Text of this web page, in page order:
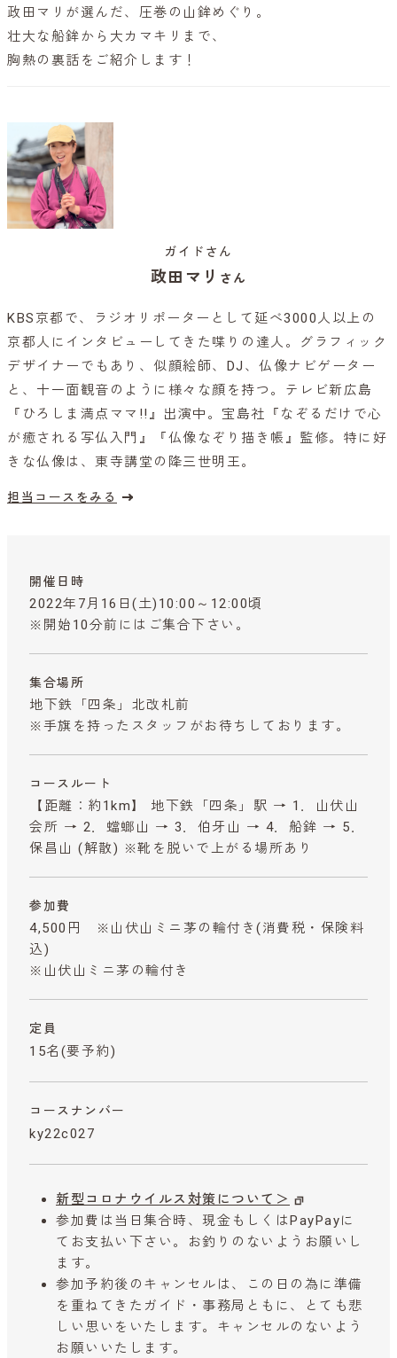
政田マリが選んだ、圧巻の山鉾めぐり。
壮大な船鉾から大カマキリまで、
胸熱の裏話をご紹介します！
ガイドさん
政田マリ さん
KBS京都で、ラジオリポーターとして延べ3000人以上の
京都人にインタビューしてきた喋りの達人。グラフィック
デザイナーでもあり、似顔絵師、DJ、仏像ナビゲーター
と、十一面観音のように様々な顔を持つ。テレビ新広島
『ひろしま満点ママ!!』出演中。宝島社『なぞるだけで心
が癒される写仏入門』『仏像なぞり描き帳』監修。特に好
きな仏像は、東寺講堂の降三世明王。
担当コースをみる
開催日時
2022年7月16日(土)10:00～12:00頃
※開始10分前にはご集合下さい。
集合場所
地下鉄「四条」北改札前
※手旗を持ったスタッフがお待ちしております。
コースルート
【距離：約1km】 地下鉄「四条」駅 → 1．山伏山
会所 → 2．蟷螂山 → 3．伯牙山 → 4．船鉾 → 5．
保昌山 (解散) ※靴を脱いで上がる場所あり
参加費
4,500円 ※山伏山ミニ茅の輪付き (消費税・保険料
込)
※山伏山ミニ茅の輪付き
定員
15名(要予約)
コースナンバー
ky22c027
新型コロナウイルス対策について＞
参加費は当日集合時、現金もしくはPayPayに
てお支払い下さい。お釣りのないようお願いし
ます。
参加予約後のキャンセルは、この日の為に準備
を重ねてきたガイド・事務局ともに、とても悲
しい思いをいたします。キャンセルのないよう
お願いいたします。